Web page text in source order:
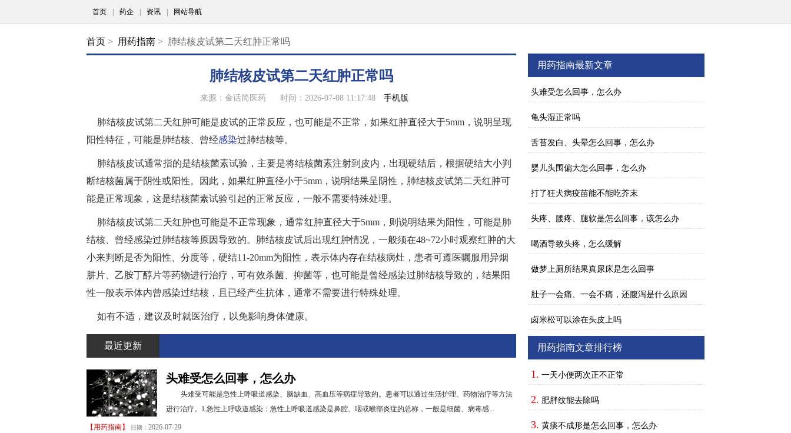
首页 药企 资讯 网站导航
首页 > 用药指南 > 肺结核皮试第二天红肿正常吗
肺结核皮试第二天红肿正常吗
来源：金话筒医药 时间：2026-07-08 11:17:48 手机版
肺结核皮试第二天红肿可能是皮试的正常反应，也可能是不正常，如果红肿直径大于5mm，说明呈现
阳性特征，可能是肺结核、曾经感染过肺结核等。
肺结核皮试通常指的是结核菌素试验，主要是将结核菌素注射到皮内，出现硬结后，根据硬结大小判
断结核菌属于阴性或阳性。因此，如果红肿直径小于5mm，说明结果呈阴性，肺结核皮试第二天红肿可
能是正常现象，这是结核菌素试验引起的正常反应，一般不需要特殊处理。
肺结核皮试第二天红肿也可能是不正常现象，通常红肿直径大于5mm，则说明结果为阳性，可能是肺
结核、曾经感染过肺结核等原因导致的。肺结核皮试后出现红肿情况，一般须在48~72小时观察红肿的大
小来判断是否为阳性、分度等，硬结11-20mm为阳性，表示体内存在结核病灶，患者可遵医嘱服用异烟
肼片、乙胺丁醇片等药物进行治疗，可有效杀菌、抑菌等，也可能是曾经感染过肺结核导致的，结果阳
性一般表示体内曾感染过结核，且已经产生抗体，通常不需要进行特殊处理。
如有不适，建议及时就医治疗，以免影响身体健康。
最近更新
头难受怎么回事，怎么办
头难受可能是急性上呼吸道感染、脑缺血、高血压等病症导致的。患者可以通过生活护理、药物治疗等方法
进行治疗。1.急性上呼吸道感染：急性上呼吸道感染是鼻腔、咽或喉部炎症的总称，一般是细菌、病毒感...
【 用药指南】 日期： 2026-07-29
用药指南最新文章
头难受怎么回事，怎么办
龟头湿正常吗
舌苔发白、头晕怎么回事，怎么办
婴儿头围偏大怎么回事，怎么办
打了狂犬病疫苗能不能吃芥末
头疼、腰疼、腿软是怎么回事，该怎么办
喝酒导致头疼，怎么缓解
做梦上厕所结果真尿床是怎么回事
肚子一会痛、一会不痛，还腹泻是什么原因
卤米松可以涂在头皮上吗
用药指南文章排行榜
1. 一天小便两次正不正常
2. 肥胖纹能去除吗
3. 黄痰不成形是怎么回事，怎么办